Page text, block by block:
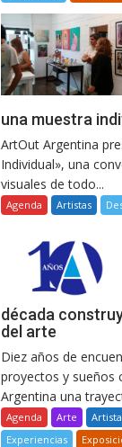
una muestra
ArtOut Argentina
Individual», una
visuales de todo...
Agenda Artistas
década
del arte
Diez años de
proyectos y sueños
Argentina una
Agenda Arte
Experiencias